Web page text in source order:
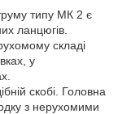
типу МК 2 є
ланцюгів.
складі
у
скобі. Головна
з нерухомими